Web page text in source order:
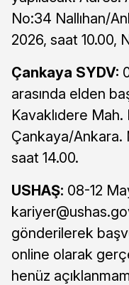
No:34 Nallıhan/
2026, saat 10.00,
Çankaya SYDV:
arasında elden
Kavaklıdere
Çankaya/Ankara.
saat 14.00.
USHAŞ: 08-12
gönderilerek
online olarak
henüz